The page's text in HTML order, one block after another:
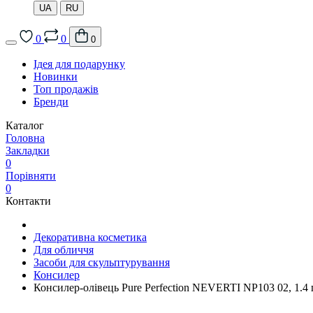
UA RU
0 0 0
Ідея для подарунку
Новинки
Топ продажів
Бренди
Каталог
Головна
Закладки
0
Порівняти
0
Контакти
Декоративна косметика
Для обличчя
Засоби для скульптурування
Консилер
Консилер-олівець Pure Perfection NEVERTI NP103 02, 1.4